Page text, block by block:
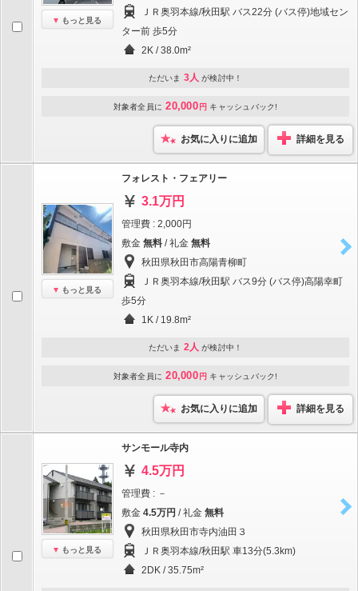
もっと見る
ＪＲ奥羽本線/秋田駅 バス22分 (バス停)地域セン
ター前 歩5分
2K / 38.0m²
ただいま 3人 が検討中！
対象者全員に 20,000 円 キャッシュバック!
お気に入りに追加 詳細を見る
もっと見る
フォレスト・フェアリー
3.1万円
管理費 : 2,000円
敷金 無料 / 礼金 無料
秋田県秋田市高陽青柳町
ＪＲ奥羽本線/秋田駅 バス9分 (バス停)高陽幸町
歩5分
1K / 19.8m²
ただいま 2人 が検討中！
対象者全員に 20,000 円 キャッシュバック!
お気に入りに追加 詳細を見る
もっと見る
サンモール寺内
4.5万円
管理費 : －
敷金 4.5万円 / 礼金 無料
秋田県秋田市寺内油田３
ＪＲ奥羽本線/秋田駅 車13分(5.3km)
2DK / 35.75m²